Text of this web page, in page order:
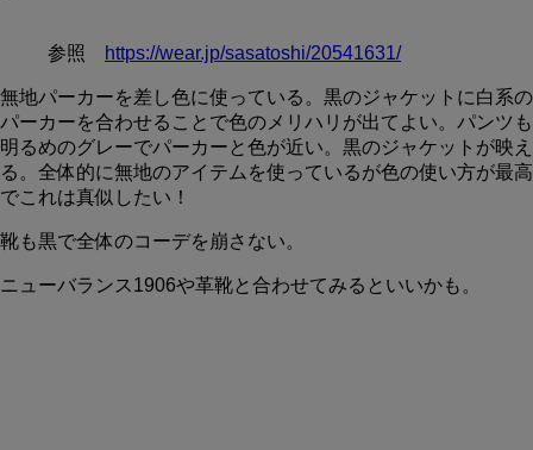
参照 https://wear.jp/sasatoshi/20541631/
無地パーカーを差し色に使っている。黒のジャケットに白系の
パーカーを合わせることで色のメリハリが出てよい。パンツも
明るめのグレーでパーカーと色が近い。黒のジャケットが映え
る。全体的に無地のアイテムを使っているが色の使い方が最高
でこれは真似したい！
靴も黒で全体のコーデを崩さない。
ニューバランス1906や革靴と合わせてみるといいかも。